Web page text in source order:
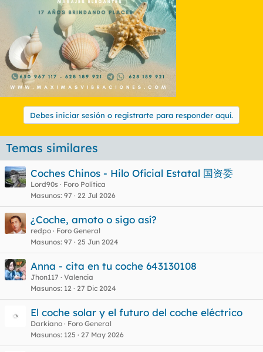
Debes iniciar sesión o registrarte para responder aquí.
Temas similares
Coches Chinos - Hilo Oficial Estatal 国资委
Lord90s
Foro Política
Masunos 97 22 Jul 2026
¿Coche, amoto o sigo así?
redpo
Foro General
Masunos 97 25 Jun 2024
Anna - cita en tu coche 643130108‬
Jhon117
Valencia
Masunos 12 27 Dic 2024
El coche solar y el futuro del coche eléctrico
Darkiano
Foro General
Masunos 125 27 May 2026